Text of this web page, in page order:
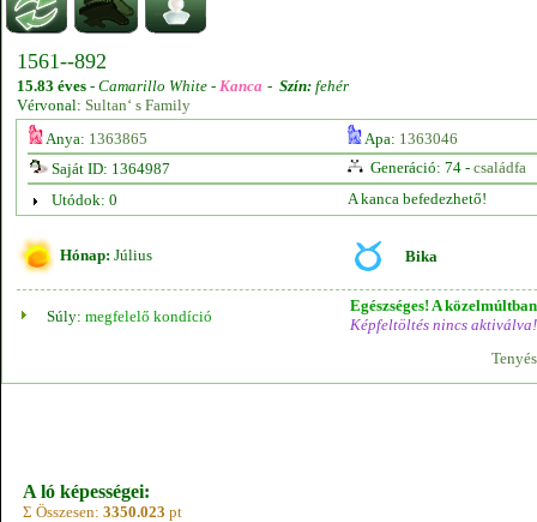
1561--892
15.83 éves - Camarillo White - Kanca - Szín: fehér
Vérvonal: Sultan‘ s Family
Anya: 1363865 Apa: 1363046
Saját ID: 1364987
Generáció: 74 - családfa
Utódok: 0
A kanca befedezhető!
Hónap: Július Bika
Súly: megfelelő kondíció
Egészséges! A
Képfeltöltés nincs aktiválva!
A ló képességei:
Σ Összesen: 3350.023 pt